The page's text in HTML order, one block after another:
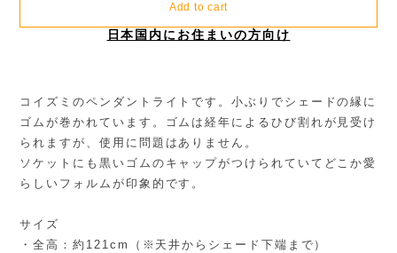
Add to cart
日本国内にお住まいの方向け
コイズミのペンダントライトです。小ぶりでシェードの縁に
ゴムが巻かれています。ゴムは経年によるひび割れが見受け
られますが、使用に問題はありません。
ソケットにも黒いゴムのキャップがつけられていてどこか愛
らしいフォルムが印象的です。
サイズ
・全高：約121cm（※天井からシェード下端まで）